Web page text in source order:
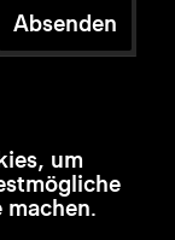
Absenden
um